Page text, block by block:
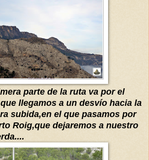
ra parte de la ruta va por el
llegamos a un desvío hacia la
subida,en el que pasamos por
Roig,que dejaremos a nuestro